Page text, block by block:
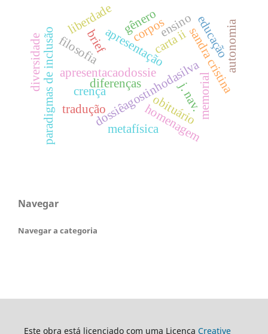
apresentação
dossiêagostinhodasilva
apresentacaodossie
tradução
brief
j. nav.
carta iisandra cristina
obituário
homenagem
memorial
diferenças
corpos
paradigmas de inclusãofilosofia
metafísica
educação
crença
gênero autonomia
liberdade ensino
diversidade
Navegar
Navegar a categoria
Este obra está licenciado com uma Licença Creative